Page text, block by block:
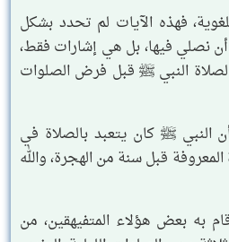
فهذه الآيات لم تحدد بشكل
نصلي فيها، بل هي إشارات فقط،
لصلاة النبي ﷺ قبل فرض الصلوات
ﷺ كان يتعبد بالصلاة في
قبل سنة من الهجرة، والله
به بعض هؤلاء المتفيهقين، من